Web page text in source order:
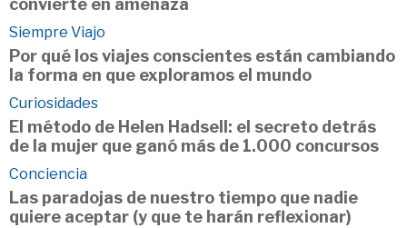
convierte en amenaza
Siempre Viajo
Por qué los viajes conscientes están cambiando
la forma en que exploramos el mundo
Curiosidades
El método de Helen Hadsell: el secreto detrás
de la mujer que ganó más de 1.000 concursos
Conciencia
Las paradojas de nuestro tiempo que nadie
quiere aceptar (y que te harán reflexionar)